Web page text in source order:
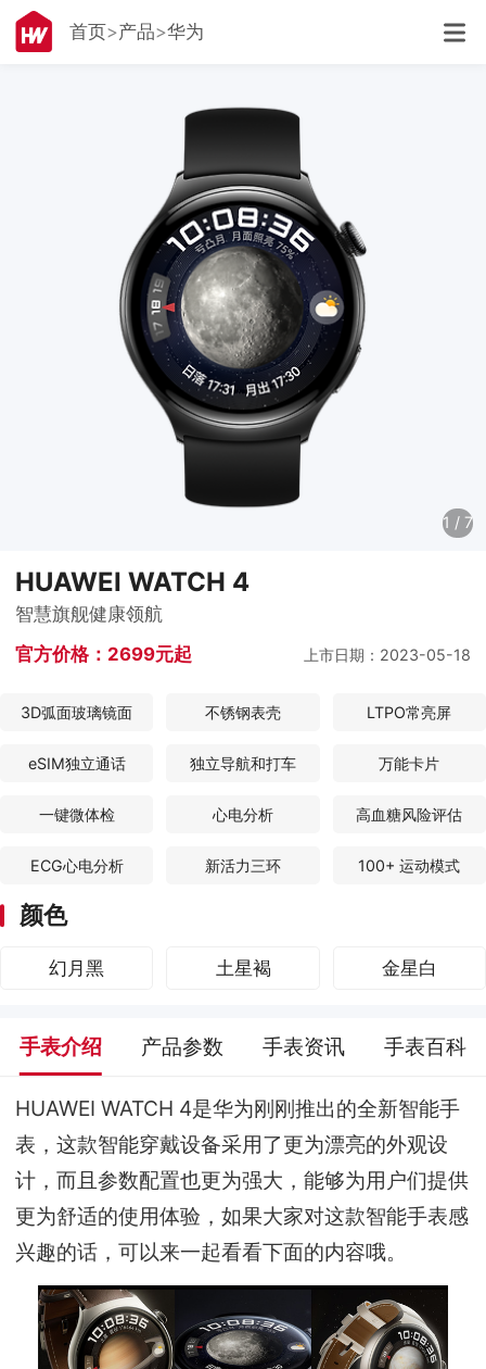
首页 产品 华为
1 / 7
HUAWEI WATCH 4
智慧旗舰健康领航
官方价格： 2699元起 上市日期：2023-05-18
3D弧面玻璃镜面 不锈钢表壳 LTPO常亮屏
eSIM独立通话 独立导航和打车 万能卡片
一键微体检 心电分析 高血糖风险评估
ECG心电分析 新活力三环 100+ 运动模式
颜色
幻月黑 土星褐 金星白
手表介绍 产品参数 手表资讯 手表百科
HUAWEI WATCH 4是华为刚刚推出的全新智能手
表，这款智能穿戴设备采用了更为漂亮的外观设
计，而且参数配置也更为强大，能够为用户们提供
更为舒适的使用体验，如果大家对这款智能手表感
兴趣的话，可以来一起看看下面的内容哦。